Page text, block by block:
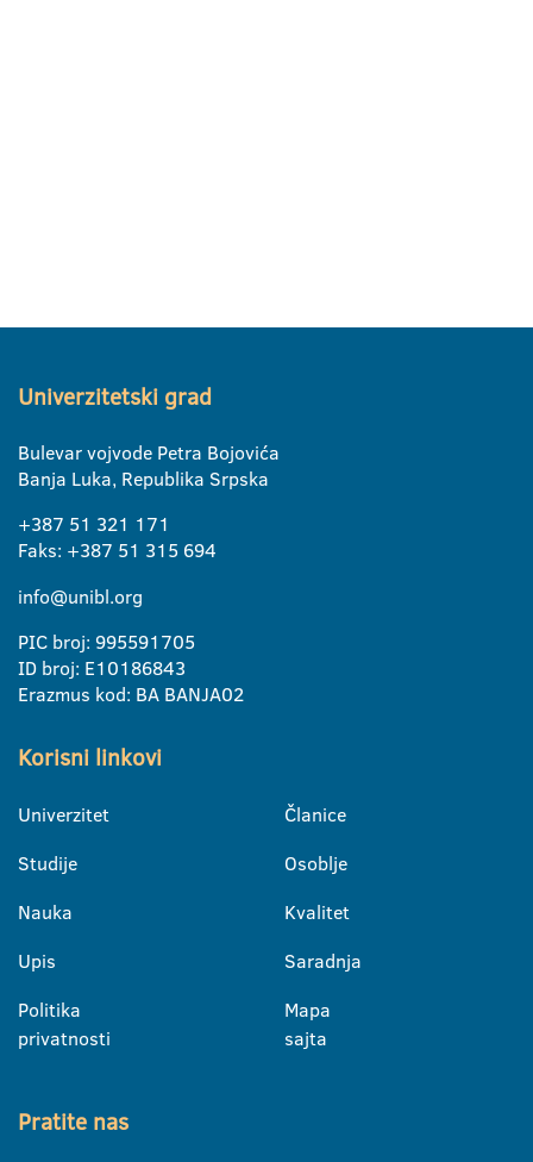
Univerzitetski grad
Bulevar vojvode Petra Bojovića
Banja Luka, Republika Srpska
+387 51 321 171
Faks: +387 51 315 694
info@unibl.org
PIC broj: 995591705
ID broj: E10186843
Erazmus kod: BA BANJA02
Korisni linkovi
Univerzitet
Studije
Nauka
Upis
Politika
privatnosti
Članice
Osoblje
Kvalitet
Saradnja
Mapa
sajta
Pratite nas